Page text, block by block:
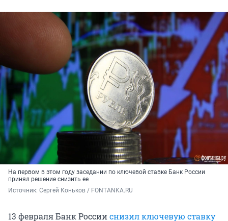
На первом в этом году заседании по ключевой ставке Банк России
принял решение снизить ее
Источник: Сергей Коньков / FONTANKA.RU
13 февраля Банк Россииснизил ключевую ставку